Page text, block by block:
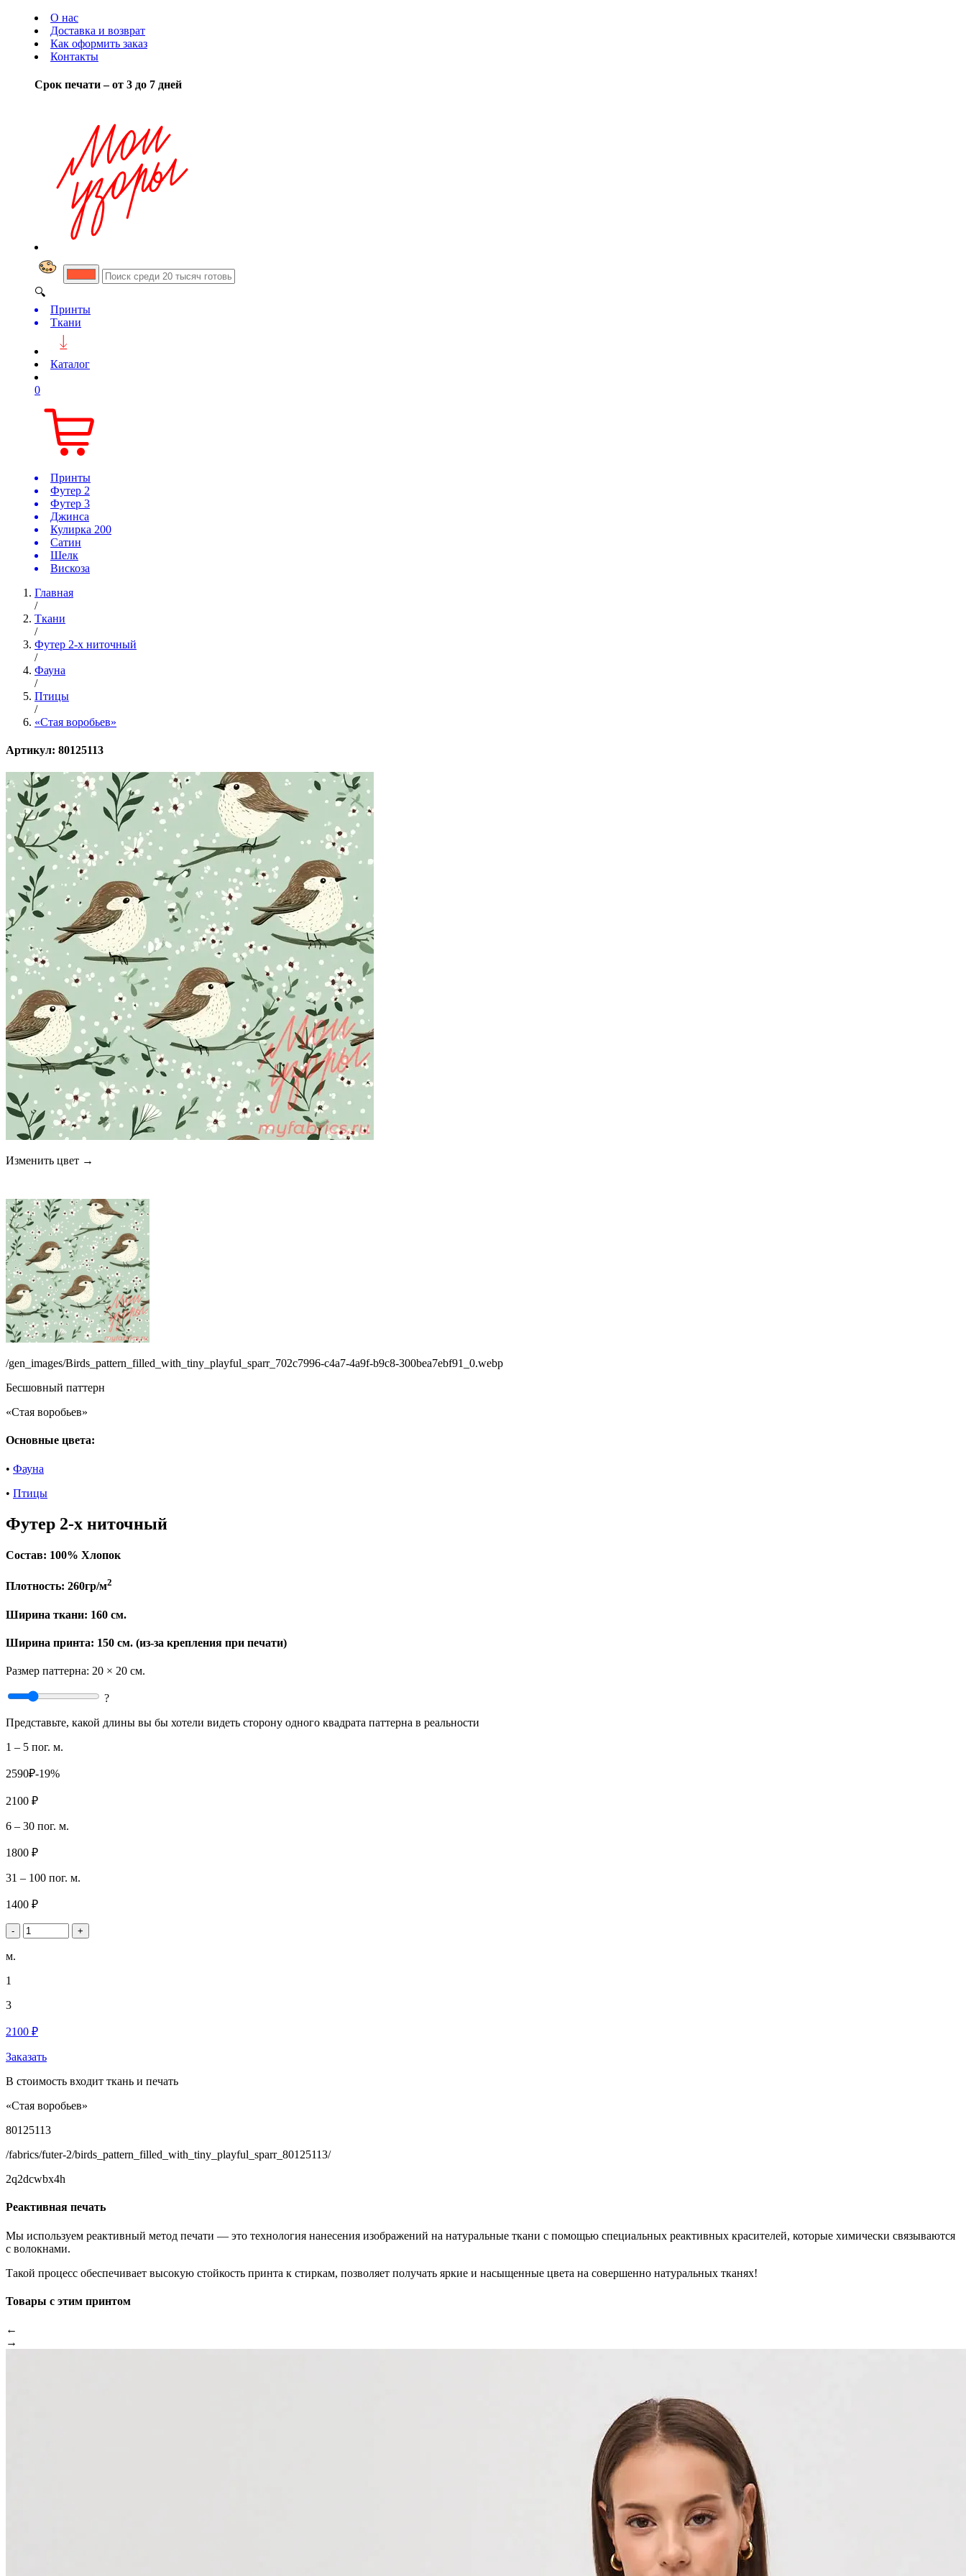
О нас
Доставка и возврат
Как оформить заказ
Контакты
Срок печати – от 3 до 7 дней
🔍
Принты
Ткани
Каталог
0
Принты
Футер 2
Футер 3
Джинса
Кулирка 200
Сатин
Шелк
Вискоза
Главная
/
Ткани
/
Футер 2-х ниточный
/
Фауна
/
Птицы
/
«Стая воробьев»
Артикул: 80125113
Изменить цвет →
/gen_images/Birds_pattern_filled_with_tiny_playful_sparr_702c7996-c4a7-4a9f-b9c8-300bea7ebf91_0.webp
Бесшовный паттерн
«Стая воробьев»
Основные цвета:
• Фауна
• Птицы
Футер 2-х ниточный
Состав: 100% Хлопок
Плотность: 260гр/м2
Ширина ткани: 160 см.
Ширина принта: 150 см. (из-за крепления при печати)
Размер паттерна: 20 × 20 см.
?
Представьте, какой длины вы бы хотели видеть сторону одного квадрата паттерна в реальности
1 – 5 пог. м.
2590₽-19%
2100 ₽
6 – 30 пог. м.
1800 ₽
31 – 100 пог. м.
1400 ₽
- +
м.
1
3
2100 ₽
Заказать
В стоимость входит ткань и печать
«Стая воробьев»
80125113
/fabrics/futer-2/birds_pattern_filled_with_tiny_playful_sparr_80125113/
2q2dcwbx4h
Реактивная печать
Мы используем реактивный метод печати — это технология нанесения изображений на натуральные ткани с помощью специальных реактивных красителей, которые химически связываются
с волокнами.
Такой процесс обеспечивает высокую стойкость принта к стиркам, позволяет получать яркие и насыщенные цвета на совершенно натуральных тканях!
Товары с этим принтом
←
→